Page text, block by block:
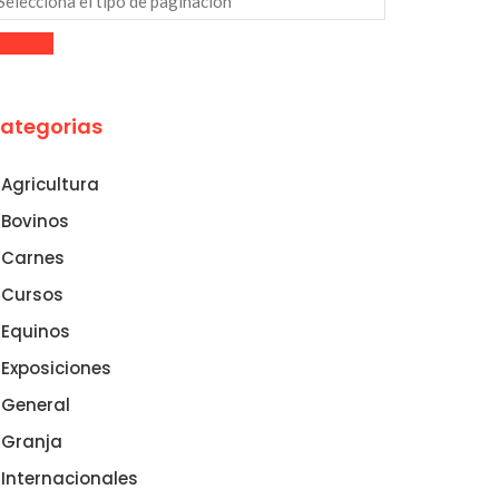
Agricultura
Bovinos
Carnes
Cursos
Equinos
Exposiciones
General
Granja
Internacionales